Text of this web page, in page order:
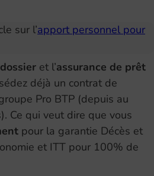
sur l’apport personnel pour
et l’assurance de prêt
déjà un contrat de
Pro BTP (depuis au
Ce qui veut dire que vous
pour la garantie Décès et
et ITT pour 100% de